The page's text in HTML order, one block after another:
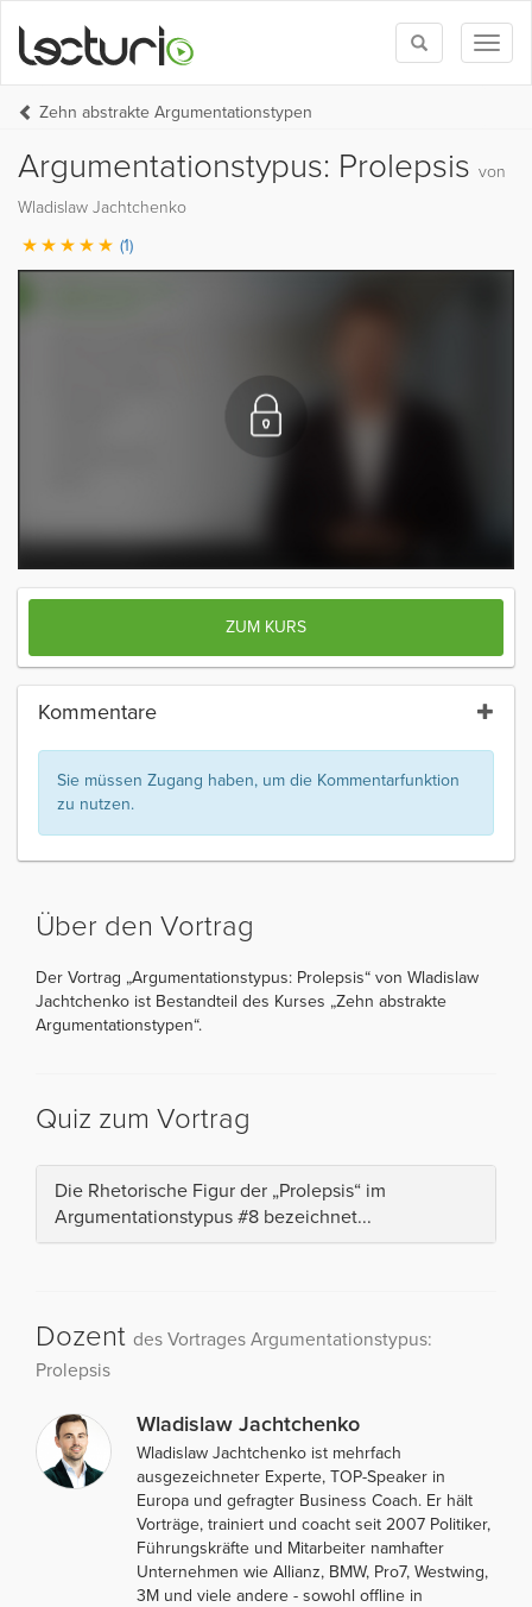
Toggle
search
Zehn abstrakte Argumentationstypen
Argumentationstypus: Prolepsis von
Wladislaw Jachtchenko
(1)
ZUM KURS
Kommentare
Sie müssen Zugang haben, um die Kommentarfunktion
zu nutzen.
Über den Vortrag
Der Vortrag „Argumentationstypus: Prolepsis“ von Wladislaw
Jachtchenko ist Bestandteil des Kurses „Zehn abstrakte
Argumentationstypen“.
Quiz zum Vortrag
Die Rhetorische Figur der „Prolepsis“ im
Argumentationstypus #8 bezeichnet...
Dozent des Vortrages Argumentationstypus:
Prolepsis
Wladislaw Jachtchenko
Wladislaw Jachtchenko ist mehrfach
ausgezeichneter Experte, TOP-Speaker in
Europa und gefragter Business Coach. Er hält
Vorträge, trainiert und coacht seit 2007 Politiker,
Führungskräfte und Mitarbeiter namhafter
Unternehmen wie Allianz, BMW, Pro7, Westwing,
3M und viele andere - sowohl offline in